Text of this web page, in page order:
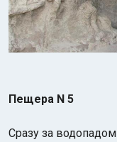
Пещера N 5
Сразу за